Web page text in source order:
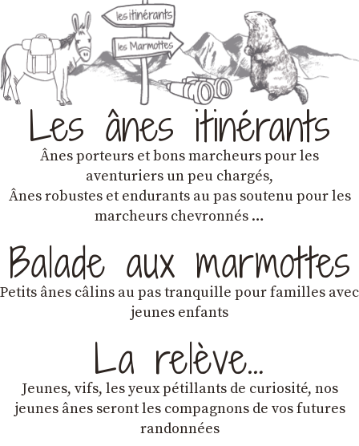
Les ânes itinérants
Ânes porteurs et bons marcheurs pour les
aventuriers un peu chargés,
Ânes robustes et endurants au pas soutenu pour les
marcheurs chevronnés …
Balade aux marmottes
Petits ânes câlins au pas tranquille pour familles avec
jeunes enfants
La relève…
Jeunes, vifs, les yeux pétillants de curiosité, nos
jeunes ânes seront les compagnons de vos futures
randonnées